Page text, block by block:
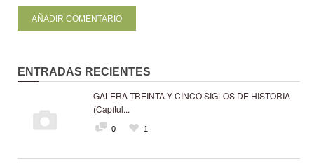
ENTRADAS RECIENTES
GALERA TREINTA Y CINCO SIGLOS DE HISTORIA
(Capítul...
0 1